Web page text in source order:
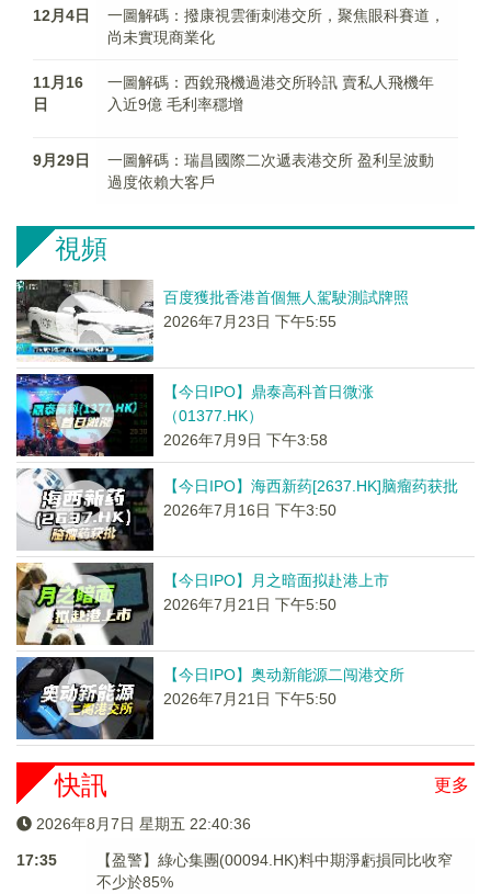
12月4日
一圖解碼：撥康視雲衝刺港交所，聚焦眼科賽道，
尚未實現商業化
11月16
日
一圖解碼：西銳飛機過港交所聆訊 賣私人飛機年
入近9億 毛利率穩增
9月29日
一圖解碼：瑞昌國際二次遞表港交所 盈利呈波動
過度依賴大客戶
視頻
百度獲批香港首個無人駕駛測試牌照
2026年7月23日 下午5:55
【今日IPO】鼎泰高科首日微涨
（01377.HK）
2026年7月9日 下午3:58
【今日IPO】海西新药[2637.HK]脑瘤药获批
2026年7月16日 下午3:50
【今日IPO】月之暗面拟赴港上市
2026年7月21日 下午5:50
【今日IPO】奥动新能源二闯港交所
2026年7月21日 下午5:50
更多
快訊
2026年8月7日 星期五 22:40:37
17:35
【盈警】綠心集團(00094.HK)料中期淨虧損同比收窄
不少於85%